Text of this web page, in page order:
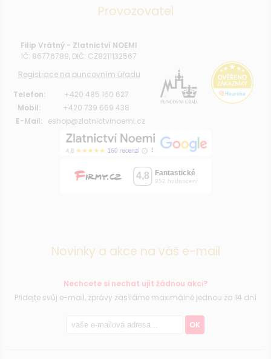
Provozovatel
Filip Vrátný - Zlatnictví NOEMI
IČ: 86776789, DIČ: CZ8211132567
Registrace na puncovním úřadu
Telefon:
+420 485 160 627
Mobil:
+420 739 669 438
E-Mail:
eshop@zlatnictvinoemi.cz
Novinky a akce na váš e-mail
Nechcete si nechat ujít žádnou akci?
Přidejte svůj e-mail, zprávy zasíláme maximálně jednou za 14 dní
OK